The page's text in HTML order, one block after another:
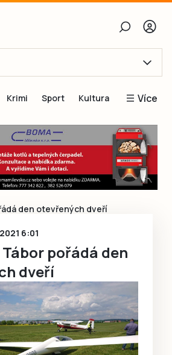
Obnovit heslo
Přihlásit se
účet, chci se
Krimi Sport Kultura Více
Blogy
Inspirace
Čtenáři píší
Speciální přílohy
den otevřených dveří
6:01
pořádá den
dveří